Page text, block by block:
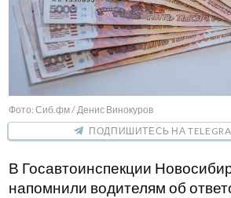
Фото: Сиб.фм / Денис Винокуров
ПОДПИШИТЕСЬ НА
В Госавтоинспекции
напомнили водителям об